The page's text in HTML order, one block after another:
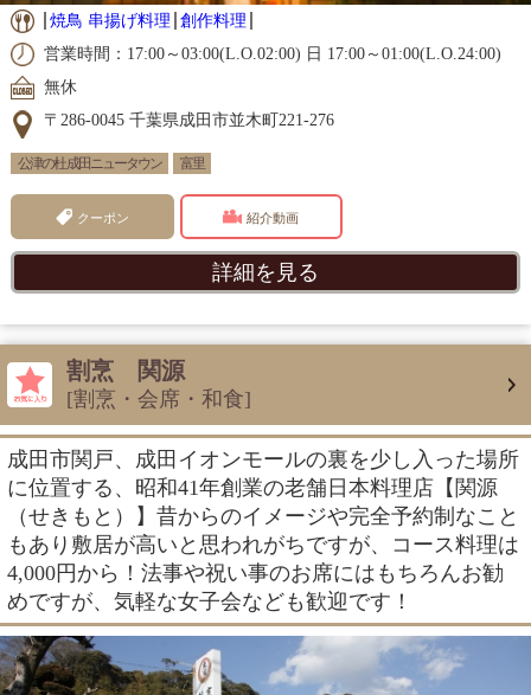
焼鳥 串揚げ料理 創作料理
営業時間：17:00～03:00(L.O.02:00) 日 17:00～01:00(L.O.24:00)
無休
〒286-0045 千葉県成田市並木町221-276
公津の杜 成田ニュータウン 富里
クーポン 紹介動画
詳細を見る
割烹 関源
[割烹・会席・和食]
成田市関戸、成田イオンモールの裏を少し入った場所
に位置する、昭和41年創業の老舗日本料理店【関源
（せきもと）】昔からのイメージや完全予約制なこと
もあり敷居が高いと思われがちですが、コース料理は
4,000円から！法事や祝い事のお席にはもちろんお勧
めですが、気軽な女子会なども歓迎です！